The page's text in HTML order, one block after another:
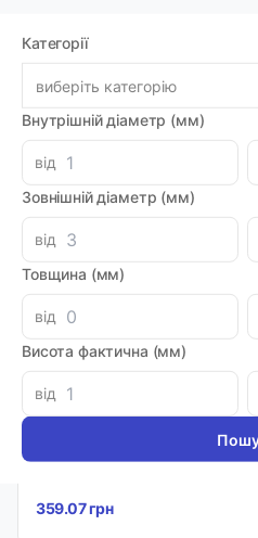
Категорії
виберіть категорію
Внутрішній діаметр (мм)
від
Зовнішній діаметр (мм)
від
Товщина (мм)
від
Висота фактична (мм)
від
659.68 грн
МАСЛЯНКИ, ЛІЙКИ
Маслянка металічна
Код товара:
Артикул:
Виробник:
179.95 грн
Маслянка металічна
Код товара:
Артикул:
359.07 грн